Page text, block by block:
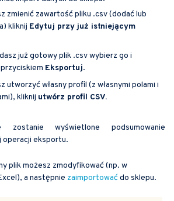
zmienić zawartość pliku .csv (dodać lub
kliknij Edytuj przy już istniejącym
już gotowy plik .csv wybierz go i
Eksportuj.
utworzyć własny profil (z własnymi polami i
kliknij utwórz profil CSV.
zostanie wyświetlone podsumowanie
operacji eksportu.
plik możesz zmodyfikować (np. w
a następnie zaimportowaćdo sklepu.